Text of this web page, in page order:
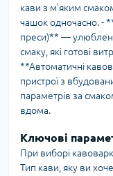
кави з м’яким
чашок одночасно. -
преси)** —
смаку, які готові
**Автоматичні
пристрої з
параметрів за
вдома.
Ключові
При виборі
Тип кави, яку ви